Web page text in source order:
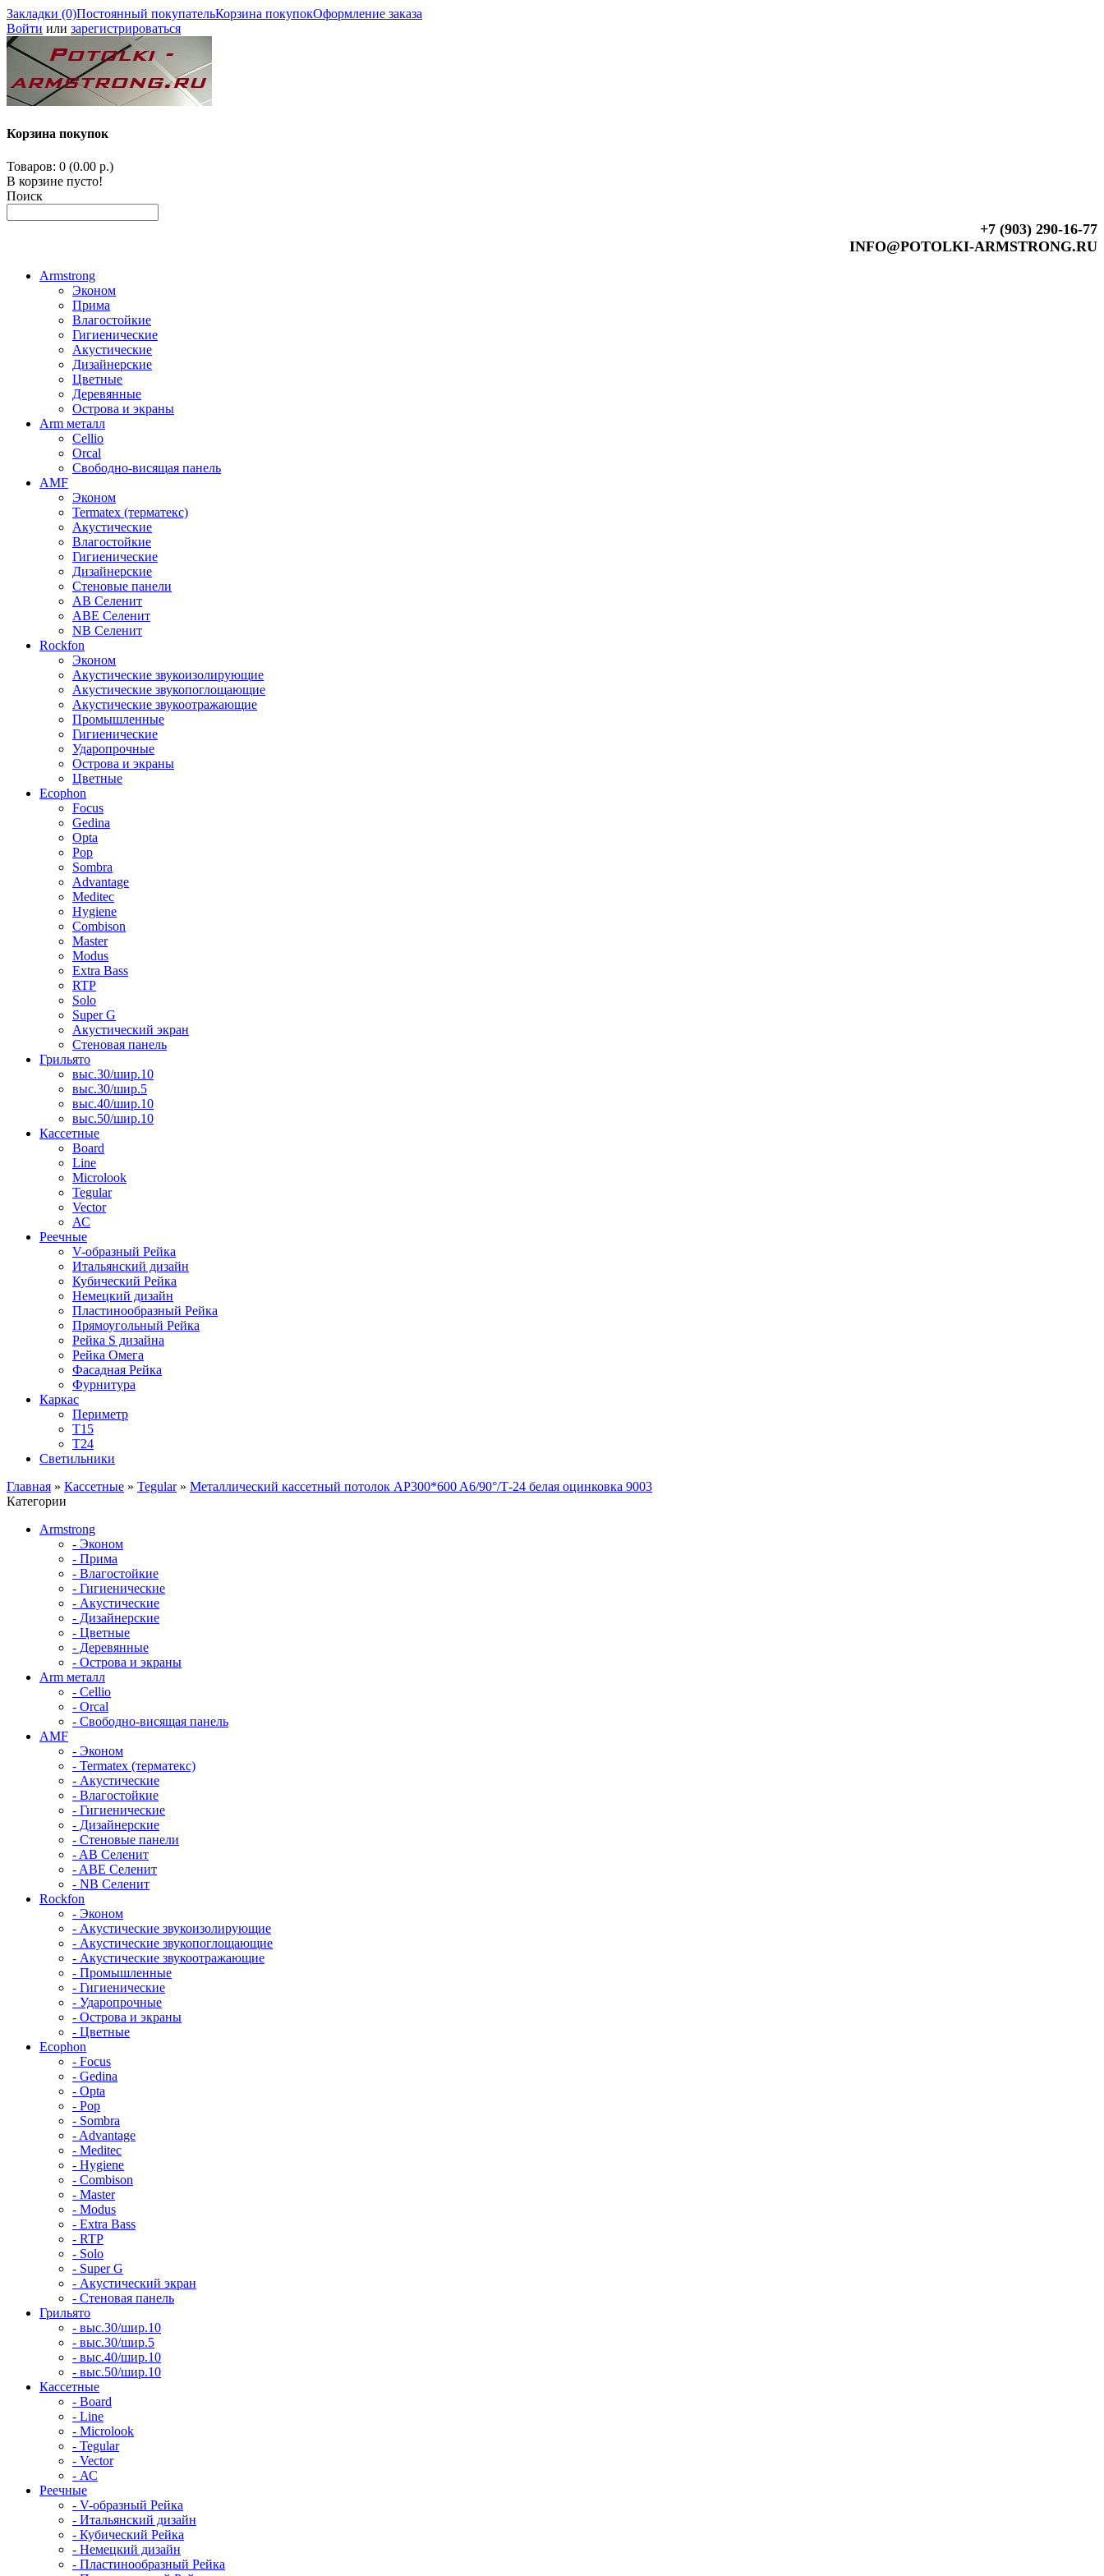
Закладки (0)Постоянный покупательКорзина покупокОформление заказа
Войти или зарегистрироваться
Корзина покупок
Товаров: 0 (0.00 р.)
В корзине пусто!
Поиск
+7 (903) 290-16-77
INFO@POTOLKI-ARMSTRONG.RU
Armstrong
Эконом
Прима
Влагостойкие
Гигиенические
Акустические
Дизайнерские
Цветные
Деревянные
Острова и экраны
Arm металл
Cellio
Orcal
Свободно-висящая панель
AMF
Эконом
Termatex (терматекс)
Акустические
Влагостойкие
Гигиенические
Дизайнерские
Стеновые панели
AB Селенит
ABE Селенит
NB Селенит
Rockfon
Эконом
Акустические звукоизолирующие
Акустические звукопоглощающие
Акустические звукоотражающие
Промышленные
Гигиенические
Ударопрочные
Острова и экраны
Цветные
Ecophon
Focus
Gedina
Opta
Pop
Sombra
Advantage
Meditec
Hygiene
Combison
Master
Modus
Extra Bass
RTP
Solo
Super G
Акустический экран
Стеновая панель
Грильято
выс.30/шир.10
выс.30/шир.5
выс.40/шир.10
выс.50/шир.10
Кассетные
Board
Line
Microlook
Tegular
Vector
АС
Реечные
V-образный Рейка
Итальянский дизайн
Кубический Рейка
Немецкий дизайн
Пластинообразный Рейка
Прямоугольный Рейка
Рейка S дизайна
Рейка Омега
Фасадная Рейка
Фурнитура
Каркас
Периметр
Т15
Т24
Светильники
Главная » Кассетные » Tegular » Металлический кассетный потолок AP300*600 A6/90°/Т-24 белая оцинковка 9003
Категории
Armstrong
- Эконом
- Прима
- Влагостойкие
- Гигиенические
- Акустические
- Дизайнерские
- Цветные
- Деревянные
- Острова и экраны
Arm металл
- Cellio
- Orcal
- Свободно-висящая панель
AMF
- Эконом
- Termatex (терматекс)
- Акустические
- Влагостойкие
- Гигиенические
- Дизайнерские
- Стеновые панели
- AB Селенит
- ABE Селенит
- NB Селенит
Rockfon
- Эконом
- Акустические звукоизолирующие
- Акустические звукопоглощающие
- Акустические звукоотражающие
- Промышленные
- Гигиенические
- Ударопрочные
- Острова и экраны
- Цветные
Ecophon
- Focus
- Gedina
- Opta
- Pop
- Sombra
- Advantage
- Meditec
- Hygiene
- Combison
- Master
- Modus
- Extra Bass
- RTP
- Solo
- Super G
- Акустический экран
- Стеновая панель
Грильято
- выс.30/шир.10
- выс.30/шир.5
- выс.40/шир.10
- выс.50/шир.10
Кассетные
- Board
- Line
- Microlook
- Tegular
- Vector
- АС
Реечные
- V-образный Рейка
- Итальянский дизайн
- Кубический Рейка
- Немецкий дизайн
- Пластинообразный Рейка